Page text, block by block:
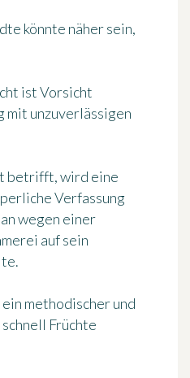
könnte näher sein,
ist Vorsicht
mit unzuverlässigen
betrifft, wird eine
Verfassung
wegen einer
auf sein
methodischer und
Früchte